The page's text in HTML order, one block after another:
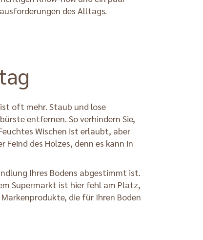
des Alltags.
oft mehr. Staub und lose
entfernen. So verhindern Sie,
Wischen ist erlaubt, aber
des Holzes, denn es kann in
Ihres Bodens abgestimmt ist.
Supermarkt ist hier fehl am Platz,
die für Ihren Boden